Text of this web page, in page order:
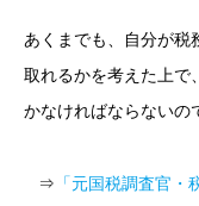
あくまでも、自分が税
取れるかを考えた上で
かなければならないの
⇒ 「元国税調査官